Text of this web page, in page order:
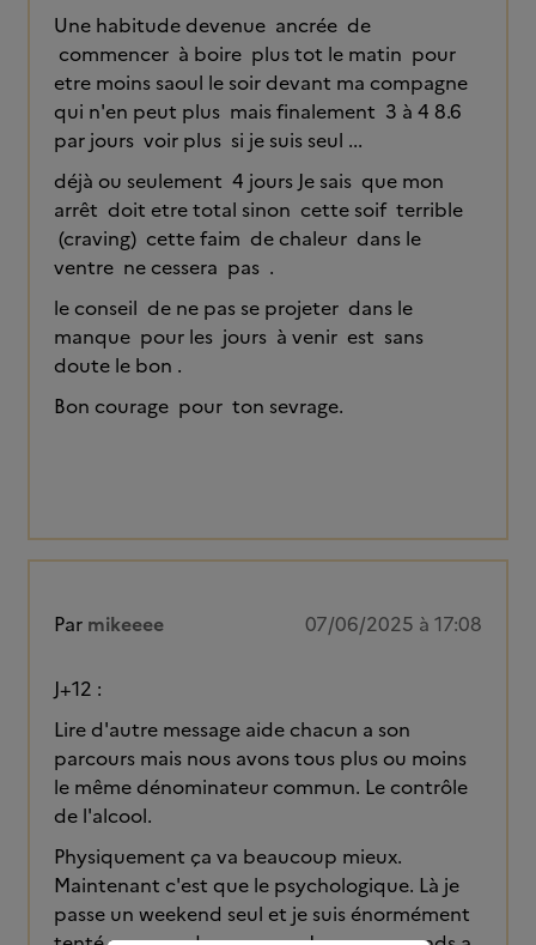
Une habitude devenue ancrée de
commencer à boire plus tot le matin pour
etre moins saoul le soir devant ma compagne
qui n'en peut plus mais finalement 3 à 4 8.6
par jours voir plus si je suis seul ...
déjà ou seulement 4 jours Je sais que mon
arrêt doit etre total sinon cette soif terrible
(craving) cette faim de chaleur dans le
ventre ne cessera pas .
le conseil de ne pas se projeter dans le
manque pour les jours à venir est sans
doute le bon .
Bon courage pour ton sevrage.
Par mikeeee 07/06/2025 à 17:08
J+12 :
Lire d'autre message aide chacun a son
parcours mais nous avons tous plus ou moins
le même dénominateur commun. Le contrôle
de l'alcool.
Physiquement ça va beaucoup mieux.
Maintenant c'est que le psychologique. Là je
passe un weekend seul et je suis énormément